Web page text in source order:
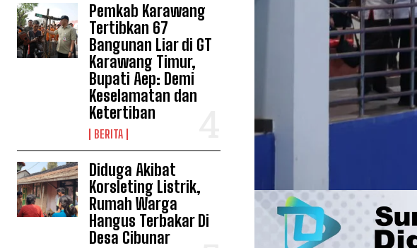
Pemkab Karawang
Tertibkan 67
Bangunan Liar di GT
Karawang Timur,
Bupati Aep: Demi
Keselamatan dan
Ketertiban
BERITA
Diduga Akibat
Korsleting Listrik,
Rumah Warga
Hangus Terbakar Di
Desa Cibunar